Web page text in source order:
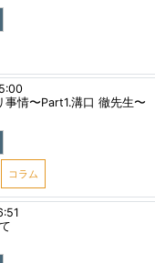
事情〜Part1.溝口 徹先生〜
コラム